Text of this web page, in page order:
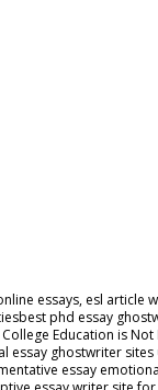
essays, esl
phd essay
Education is
essay ghostwriter
essay